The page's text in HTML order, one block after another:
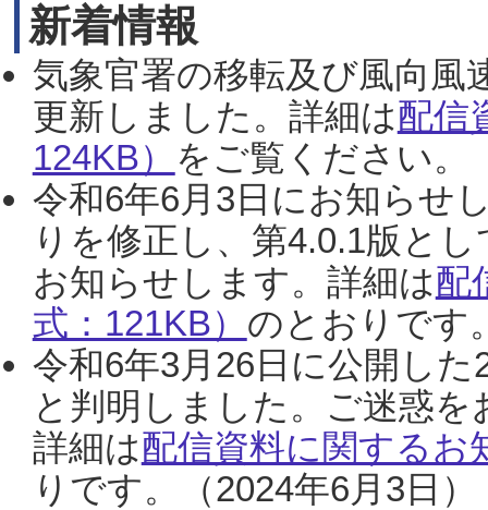
新着情報
気象官署の移転及び風向風
更新しました。詳細は配信
124KB） をご覧ください。
令和6年6月3日にお知らせ
りを修正し、第4.0.1版と
お知らせします。詳細は配
式：121KB） のとおりです
令和6年3月26日に公開し
と判明しました。ご迷惑
詳細は配信資料に関するお
りです。（2024年6月3日）